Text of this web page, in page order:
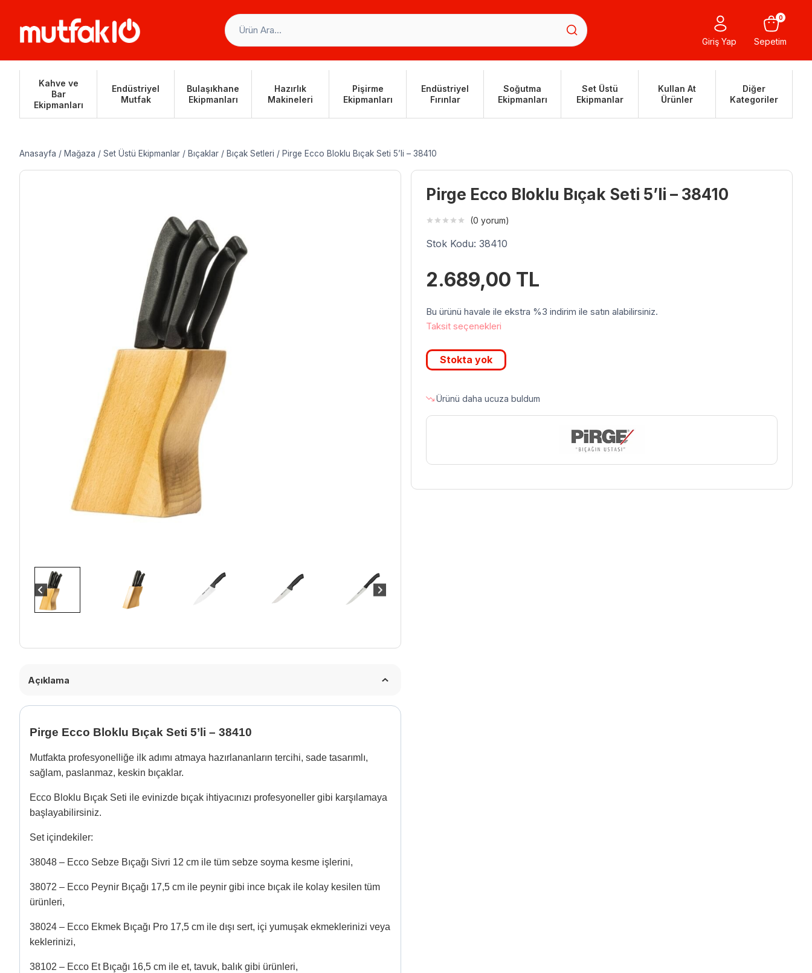
Giriş Yap Sepetim
0
Kahve ve
Bar
Ekipmanları
Endüstriyel
Mutfak
Bulaşıkhane
Ekipmanları
Hazırlık
Makineleri
Pişirme
Ekipmanları
Endüstriyel
Fırınlar
Soğutma
Ekipmanları
Set Üstü
Ekipmanlar
Kullan At
Ürünler
Diğer
Kategoriler
Anasayfa / Mağaza / Set Üstü Ekipmanlar / Bıçaklar / Bıçak Setleri / Pirge Ecco Bloklu Bıçak Seti 5’li – 38410
Açıklama
Pirge Ecco Bloklu Bıçak Seti 5’li – 38410
Mutfakta profesyonelliğe ilk adımı atmaya hazırlananların tercihi, sade tasarımlı,
sağlam, paslanmaz, keskin bıçaklar.
Ecco Bloklu Bıçak Seti ile evinizde bıçak ihtiyacınızı profesyoneller gibi karşılamaya
başlayabilirsiniz.
Set içindekiler:
38048 – Ecco Sebze Bıçağı Sivri 12 cm ile tüm sebze soyma kesme işlerini,
38072 – Ecco Peynir Bıçağı 17,5 cm ile peynir gibi ince bıçak ile kolay kesilen tüm
ürünleri,
38024 – Ecco Ekmek Bıçağı Pro 17,5 cm ile dışı sert, içi yumuşak ekmeklerinizi veya
keklerinizi,
38102 – Ecco Et Bıçağı 16,5 cm ile et, tavuk, balık gibi ürünleri,
Pirge Ecco Bloklu Bıçak Seti 5’li – 38410
(0 yorum)
Stok Kodu: 38410
2.689,00 TL
Bu ürünü havale ile ekstra %3 indirim ile satın alabilirsiniz.
Taksit seçenekleri
Stokta yok
Ürünü daha ucuza buldum